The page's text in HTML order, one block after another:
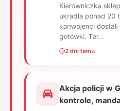
Kierowniczka
ukradła ponad 20
konwojenci
gotówki. Ter...
2 dni temu
Akcja policji w
kontrole,